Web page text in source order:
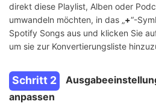
direkt diese Playlist, Alben oder
umwandeln möchten, in das „+“-
Spotify Songs aus und klicken Sie
um sie zur Konvertierungsliste
Schritt 2
anpassen